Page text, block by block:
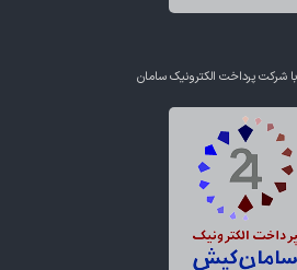
شرکت پرداخت الکترونیک سامان